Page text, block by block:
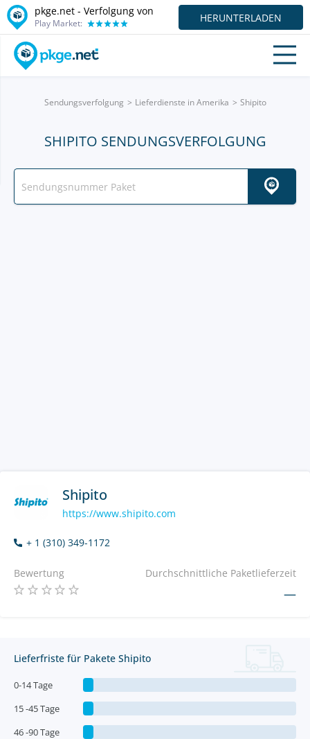
pkge.net - Verfolgung von
Play Market: HERUNTERLADEN
Sendungsverfolgung Lieferdienste in Amerika Shipito
SHIPITO SENDUNGSVERFOLGUNG
Shipito
https://www.shipito.com
+ 1 (310) 349-1172
Bewertung Durchschnittliche Paketlieferzeit
—
Lieferfriste für Pakete Shipito
0-14 Tage
15 -45 Tage
46 -90 Tage